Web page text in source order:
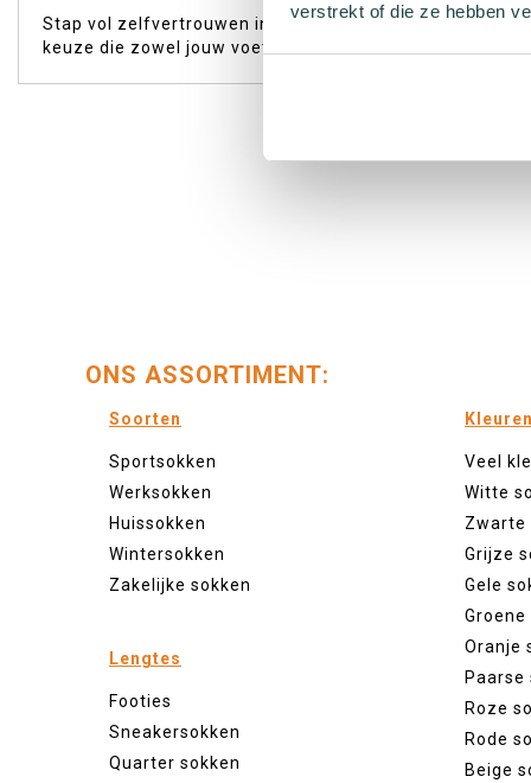
verstrekt of die ze hebben
Stap vol zelfvertrouwen in duurzaamheid met deze
keuze die zowel jouw voeten als moeder aarde laat
ONS ASSORTIMENT:
Soorten
Sportsokken
Werksokken
Huissokken
Wintersokken
Zakelijke sokken
Lengtes
Footies
Sneakersokken
Quarter sokken
Kleuren
Veel
Witte
Zwarte
Grijze
Gele
Groene
Oranje
Paarse
Roze
Rode
Beige